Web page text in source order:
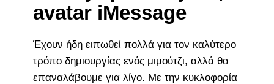
avatar iMessage
Έχουν ήδη ειπωθεί πολλά για τον καλύτερο
τρόπο δημιουργίας ενός μιμούτζι, αλλά θα
επαναλάβουμε για λίγο. Με την κυκλοφορία